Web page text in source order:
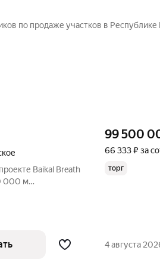
по продаже участков в Республике
Baikal Breath
000 м
99 500
66 333 ₽ за
торг
4 августа